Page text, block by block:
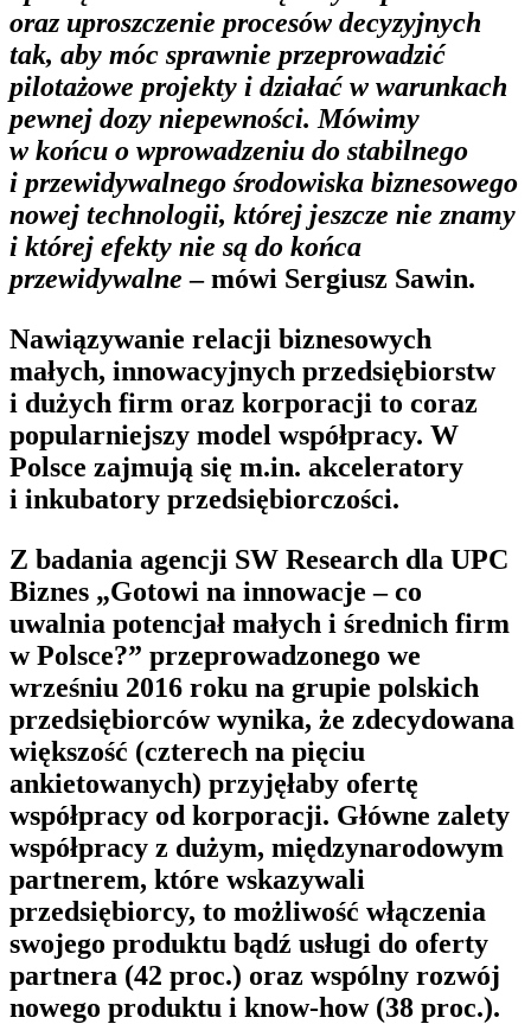
oraz uproszczenie procesów decyzyjnych
tak, aby móc sprawnie przeprowadzić
pilotażowe projekty i działać w warunkach
pewnej dozy niepewności. Mówimy
w końcu o wprowadzeniu do stabilnego
i przewidywalnego środowiska biznesowego
nowej technologii, której jeszcze nie znamy
i której efekty nie są do końca
przewidywalne– mówi Sergiusz Sawin.
Nawiązywanie relacji biznesowych
małych, innowacyjnych przedsiębiorstw
i dużych firm oraz korporacji to coraz
popularniejszy model współpracy. W
Polsce zajmują się m.in. akceleratory
i inkubatory przedsiębiorczości.
Z badania agencji SW Research dla UPC
Biznes „Gotowi na innowacje – co
uwalnia potencjał małych i średnich firm
w Polsce?” przeprowadzonego we
wrześniu 2016 roku na grupie polskich
przedsiębiorców wynika, że zdecydowana
większość (czterech na pięciu
ankietowanych) przyjęłaby ofertę
współpracy od korporacji. Główne zalety
współpracy z dużym, międzynarodowym
partnerem, które wskazywali
przedsiębiorcy, to możliwość włączenia
swojego produktu bądź usługi do oferty
partnera (42 proc.) oraz wspólny rozwój
nowego produktu i know-how (38 proc.).